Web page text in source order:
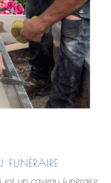
funéraire
est un caveau funéraire